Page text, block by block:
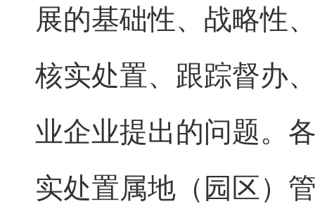
展的基础性、战略性
核实处置、跟踪督办
业企业提出的问题。
实处置属地（园区）